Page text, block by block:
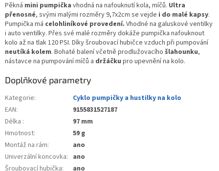
Pěkná mini pumpička vhodná na nafouknutí kola, míčů. Ultra
přenosné, svými malými rozměry 9,7x2cm se vejde i do malé kapsy.
Pumpička má celohliníkové provedení. Vhodné na galuskové ventilky
i auto ventilky. Přes své malé rozměry dokáže pumpička nafouknout
kolo až na tlak 120 PSI. Díky šroubovací hubičce vzduch při pumpování
neutíká kolem. Bohaté balení včetně prodlužovacího šlahounku,
nástavce na pumpování míčů a držáčku pro upevnění na kolo.
Doplňkové parametry
Kategorie:
Cyklo pumpičky a hustilky na kolo
EAN:
9155831527187
Délka :
97 mm
Hmotnost:
59 g
Montáž na rám:
ano
Univerzální koncovka: ano
Šroubovací hubička:
ano